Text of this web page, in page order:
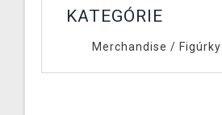
KATEGÓRIE
Merchandise / Figúrky